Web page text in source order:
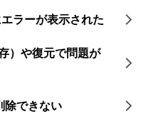
ラーが表示された
）や復元で問題が
除できない